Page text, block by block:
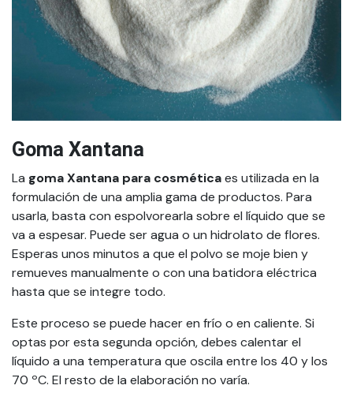
Goma Xantana
La goma Xantana para cosméticaes utilizada en la
formulación de una amplia gama de productos. Para
usarla, basta con espolvorearla sobre el líquido que se
va a espesar. Puede ser agua o un hidrolato de flores.
Esperas unos minutos a que el polvo se moje bien y
remueves manualmente o con una batidora eléctrica
hasta que se integre todo.
Este proceso se puede hacer en frío o en caliente. Si
optas por esta segunda opción, debes calentar el
líquido a una temperatura que oscila entre los 40 y los
70 ºC. El resto de la elaboración no varía.